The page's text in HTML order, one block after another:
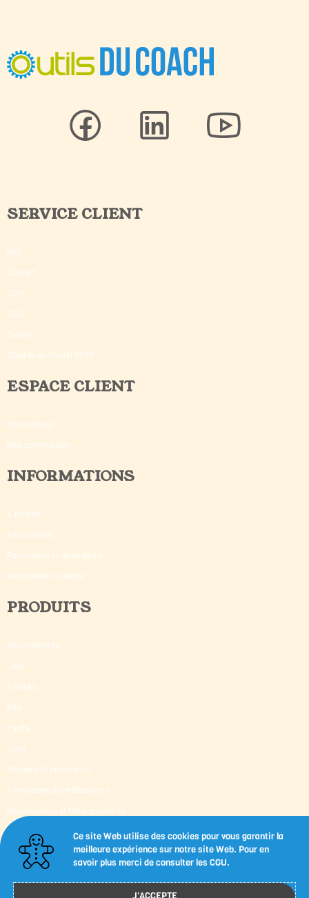
SERVICE CLIENT
FAQ
Contact
CGV
CGU
Crédits
©Outils du Coach 2018
ESPACE CLIENT
Mon compte
Mes commandes
INFORMATIONS
A propos
Avis certifiés
Partenaires et revendeurs
Recrutement auteurs
PRODUITS
Abonnements
Jeux
E-books
Kits
Packs
Tests
Moteurs de croissance
Formations & Certifications
Neuroscience et Neuroplasticité
Supervision & Mentoring
Livres d’occasion
Ce site Web utilise des cookies pour vous garantir la
meilleure expérience sur notre site Web. Pour en
savoir plus merci de consulter les CGU.
J'ACCEPTE